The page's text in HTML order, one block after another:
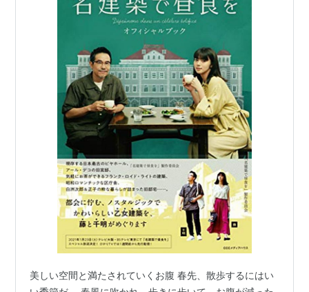
美しい空間と満たされていくお腹 春先、散歩するにはい